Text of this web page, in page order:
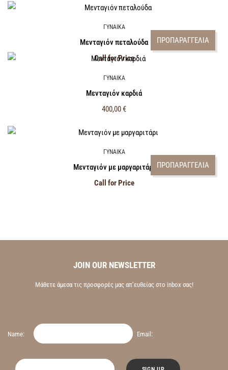
ΠΡΟΠΑΡΑΓΓΕΛΙΑ
ΓΥΝΑΙΚΑ
Μενταγιόν πεταλούδα
Call for Price
ΓΥΝΑΙΚΑ
Μενταγιόν καρδιά
400,00€
ΠΡΟΠΑΡΑΓΓΕΛΙΑ
ΓΥΝΑΙΚΑ
Μενταγιόν με μαργαριτάρι
Call for Price
JOIN OUR NEWSLETTER
Μάθετε άμεσα τις προσφορές μας απ’ευθείας στο inbox σας!
Name: Email: